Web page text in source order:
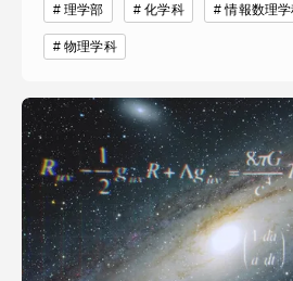
理学部 化学科 情報数理
物理学科